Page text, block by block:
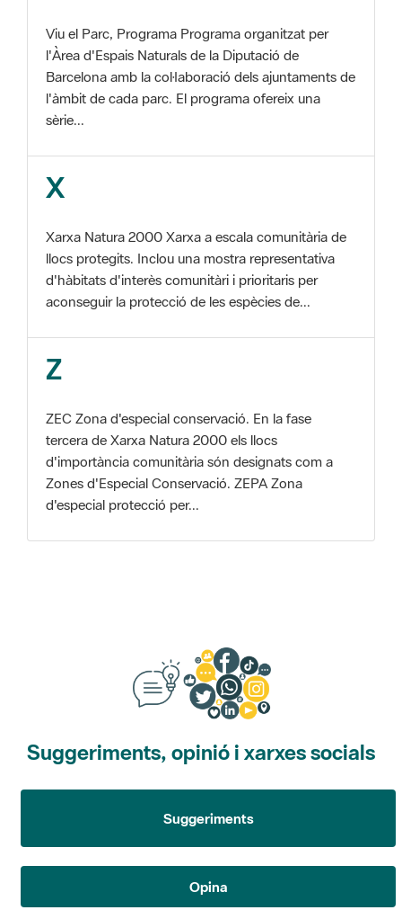
l'àmbit de cada parc. El programa ofereix una
sèrie...
X
llocs protegits. Inclou una mostra representativa
aconseguir la protecció de les espècies de...
Z
tercera de Xarxa Natura 2000 els llocs
Zones d'Especial Conservació. ZEPA Zona
d'especial protecció per...
Suggeriments, opinió i xarxes socials
Suggeriments
Opina
Xarxes socials